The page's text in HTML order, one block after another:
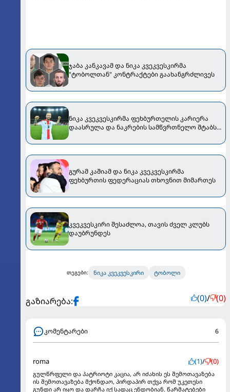
ჯაბა კანკავამ და ნიკა კვეკვესკირმა
"ტობოლთან" კონტრაქტები გაახანგრძლივეს
ნიკა კვეკვესკირმა ფეხბურთელის კარიერა
დაასრულა და ნაკრების სამწვრთნელო შტაბს
გურამ კაშიამ და ნიკა კვეკვესკირმა
ფეხბურთის ფედერაციას თხოვნით მიმართეს
კვეკვესკირი შესაძლოა, თავის ძველ კლუბს
დაუბრუნდეს
თეგები: ნიკა კვეკვესკირი ტობოლი
გაზიარება: (0)/ (0)
კომენტარები 6
roma (1)/ (0)
გულწრფელი და პატრიოტი კაცია, არ იძახის ეს შემოთავაზება
ის შემოთავაზება მქონდაო, პირდაპირ თქვა რომ უკეთესი
გუნდი არ იყო და დარჩა იქ სადაც ენდობიან. წარმატებები